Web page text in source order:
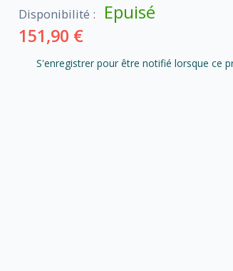
Disponibilité : Epuisé
151,90 €
S'enregistrer pour être notifié lorsque ce